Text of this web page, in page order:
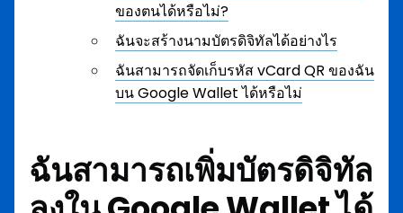
ของตนได้หรือไม่?
ฉันจะสร้างนามบัตรดิจิทัลได้อย่างไร
ฉันสามารถจัดเก็บรหัส vCard QR ของฉัน
บน Google Wallet ได้หรือไม่
ฉันสามารถเพิ่มบัตรดิจิทัล